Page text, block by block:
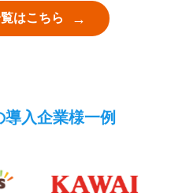
はこちら
入企業様一例